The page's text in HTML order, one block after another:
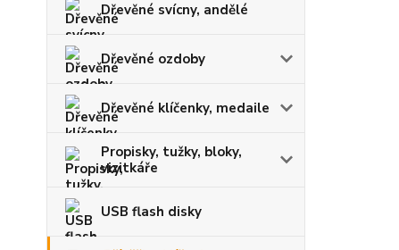
Dřevěné svícny, andělé
Dřevěné ozdoby
Dřevěné klíčenky, medaile
Propisky, tužky, bloky,
vizitkáře
USB flash disky